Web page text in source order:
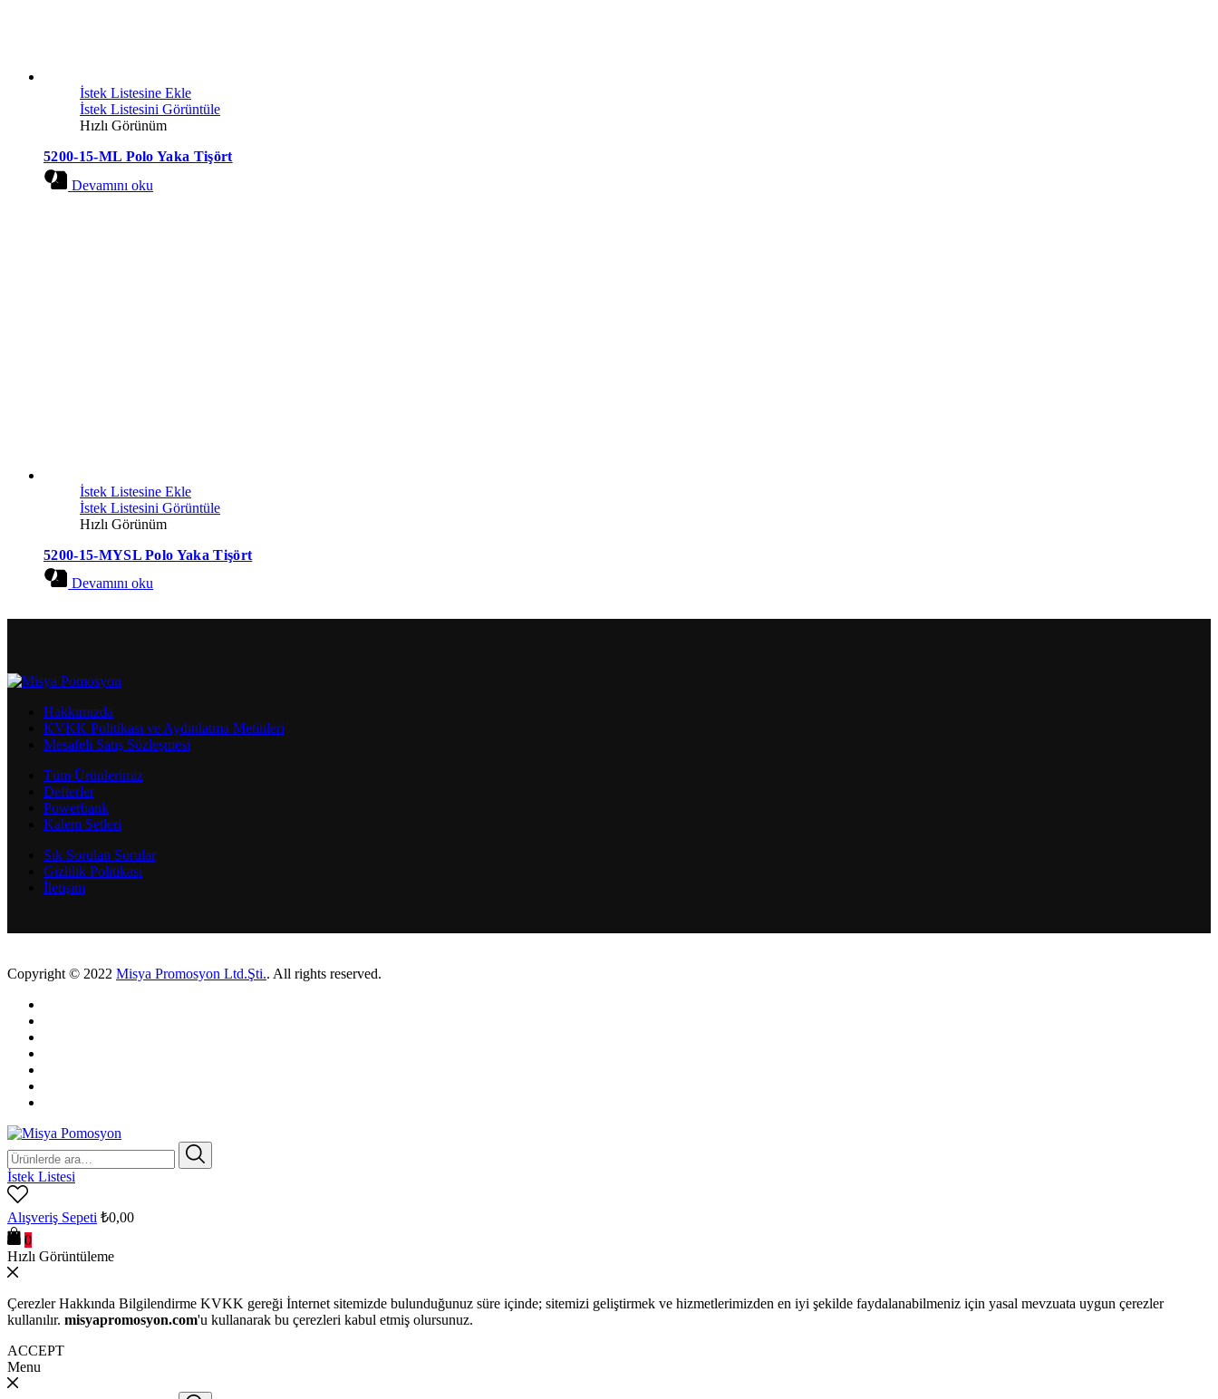
İstek Listesine Ekle
İstek Listesini Görüntüle
Hızlı Görünüm
5200-15-ML Polo Yaka Tişört
Devamını oku
İstek Listesine Ekle
İstek Listesini Görüntüle
Hızlı Görünüm
5200-15-MYSL Polo Yaka Tişört
Devamını oku
Hakkımızda
KVKK Politikası ve Aydınlatma Metinleri
Mesafeli Satış Sözleşmesi
Tüm Ürünlerimiz
Defterler
Powerbank
Kalem Setleri
Sık Sorulan Sorular
Gizlilik Politikası
İletişim
Copyright © 2022 Misya Promosyon Ltd.Şti.. All rights reserved.
Ara:
İstek Listesi
Alışveriş Sepeti ₺0,00
0
Hızlı Görüntüleme
Çerezler Hakkında Bilgilendirme KVKK gereği İnternet sitemizde bulunduğunuz süre içinde; sitemizi geliştirmek ve hizmetlerimizden en iyi şekilde faydalanabilmeniz için yasal mevzuata uygun çerezler
kullanılır. misyapromosyon.com'u kullanarak bu çerezleri kabul etmiş olursunuz.
ACCEPT
Menu